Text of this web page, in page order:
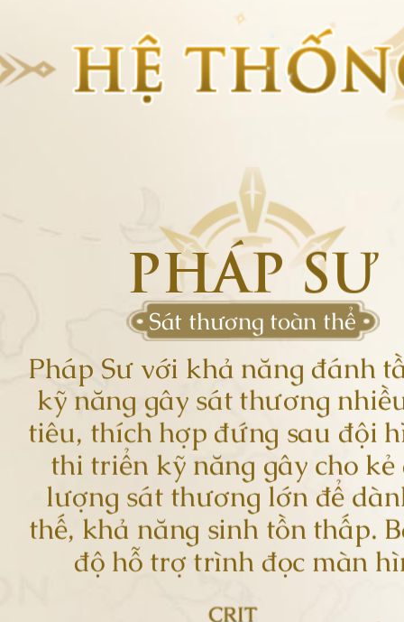
PHÁP SƯ
Sát thương toàn thể
Pháp Sư với khả năng đánh
kỹ năng gây sát thương
tiêu, thích hợp đứng sau đội
thi triển kỹ năng gây cho kẻ
lượng sát thương lớn để
thế, khả năng sinh tồn thấp.
độ hỗ trợ trình đọc màn